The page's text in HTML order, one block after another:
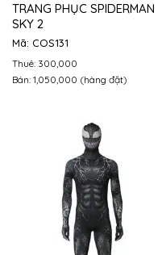
TRANG PHỤC SPIDERMAN
SKY 2
Mã: COS131
Thuê: 300,000
Bán: 1,050,000 (hàng đặt)